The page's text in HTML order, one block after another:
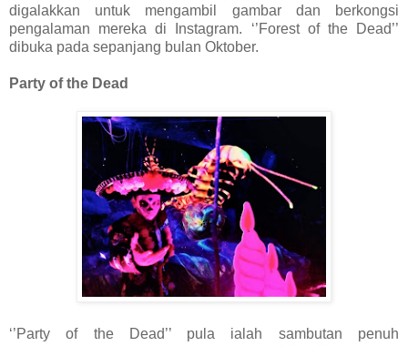
digalakkan untuk mengambil gambar dan berkongsi
pengalaman mereka di Instagram. ‘’Forest of the Dead’’
dibuka pada sepanjang bulan Oktober.
Party of the Dead
‘’Party of the Dead’’ pula ialah sambutan penuh